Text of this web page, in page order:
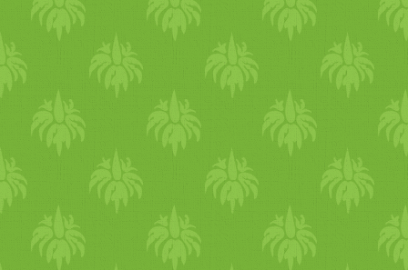
kötelező, de biocsicsóka
sűrítményt is adhatunk
valamint édesítjük
megfelelően. Reszelt citrom-
vagy narancshéjat is